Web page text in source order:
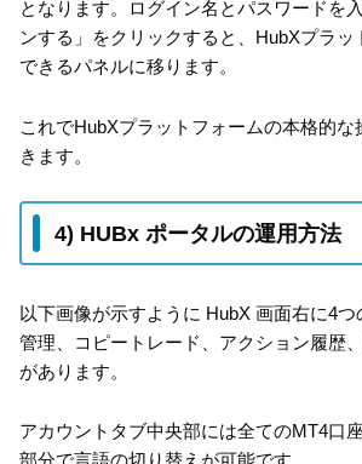
となります。ログイン名とパスワードを
ンする」をクリックすると、HubXプラ
できるパネルに移ります。
これでHubXプラットフォームの本格的
きます。
4) HUBx ポータルの運用方法
以下画像が示すように HubX 画面右に4つ
管理、コピートレード、アクション履歴
があります。
アカウントタブ中央部には全てのMT4口